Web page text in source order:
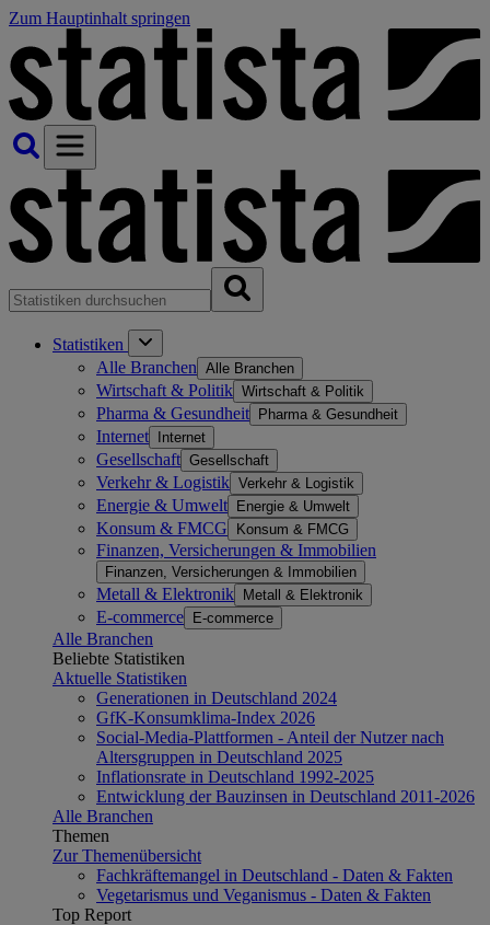
Zum Hauptinhalt springen
Statistiken
Alle Branchen Alle Branchen
Wirtschaft & Politik Wirtschaft & Politik
Pharma & Gesundheit Pharma & Gesundheit
Internet Internet
Gesellschaft Gesellschaft
Verkehr & Logistik Verkehr & Logistik
Energie & Umwelt Energie & Umwelt
Konsum & FMCG Konsum & FMCG
Finanzen, Versicherungen & Immobilien
Finanzen, Versicherungen & Immobilien
Metall & Elektronik Metall & Elektronik
E-commerce E-commerce
Alle Branchen
Beliebte Statistiken
Aktuelle Statistiken
Generationen in Deutschland 2024
GfK-Konsumklima-Index 2026
Social-Media-Plattformen - Anteil der Nutzer nach
Altersgruppen in Deutschland 2025
Inflationsrate in Deutschland 1992-2025
Entwicklung der Bauzinsen in Deutschland 2011-2026
Alle Branchen
Themen
Zur Themenübersicht
Fachkräftemangel in Deutschland - Daten & Fakten
Vegetarismus und Veganismus - Daten & Fakten
Top Report